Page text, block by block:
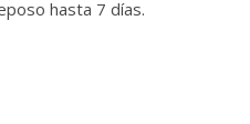
hasta 7 días.